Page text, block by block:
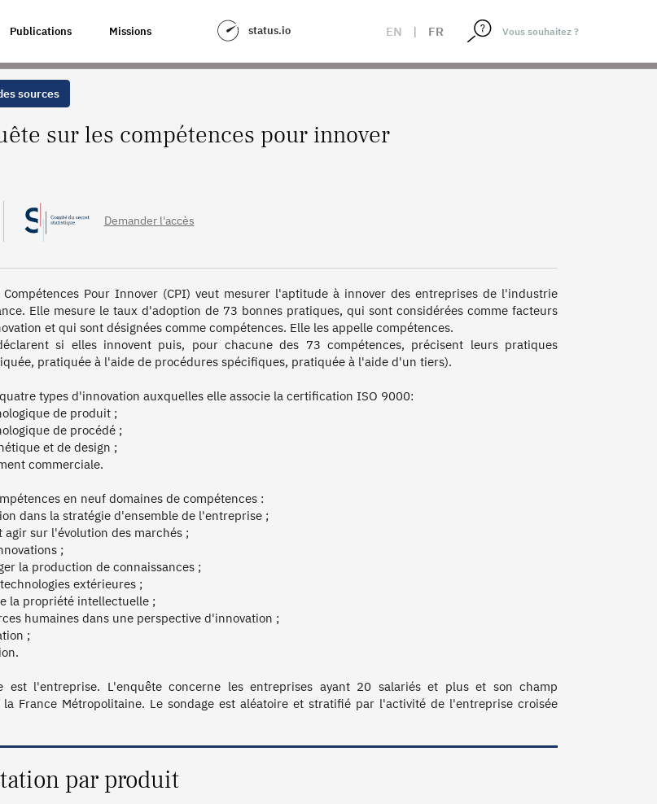
Publications Missions status.io EN | FR
sources
sur les compétences pour innover
Demander l'accès
Pour Innover (CPI) veut mesurer l'aptitude à innover des entreprises de l'industrie
Elle mesure le taux d'adoption de 73 bonnes pratiques, qui sont considérées comme facteurs
et qui sont désignées comme compétences. Elle les appelle compétences.
si elles innovent puis, pour chacune des 73 compétences, précisent leurs pratiques
pratiquée à l'aide de procédures spécifiques, pratiquée à l'aide d'un tiers).
types d'innovation auxquelles elle associe la certification ISO 9000:
de produit ;
de procédé ;
et de design ;
commerciale.
en neuf domaines de compétences :
dans la stratégie d'ensemble de l'entreprise ;
agir sur l'évolution des marchés ;
;
la production de connaissances ;
extérieures ;
la propriété intellectuelle ;
humaines dans une perspective d'innovation ;
;
est l'entreprise. L'enquête concerne les entreprises ayant 20 salariés et plus et son champ
la France Métropolitaine. Le sondage est aléatoire et stratifié par l'activité de l'entreprise croisée
par produit